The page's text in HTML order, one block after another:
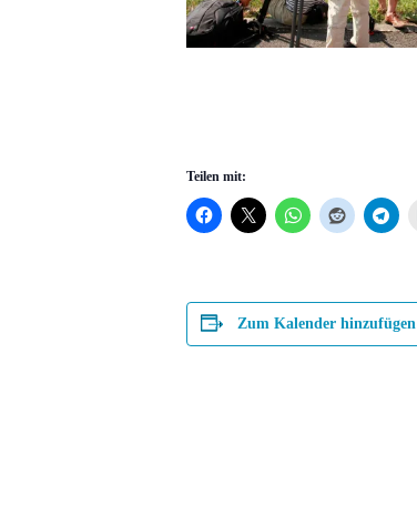
Teilen mit:
Zum Kalender hinzufügen